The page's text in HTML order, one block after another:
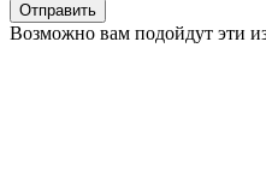
Отправить
Возможно вам подойдут эти